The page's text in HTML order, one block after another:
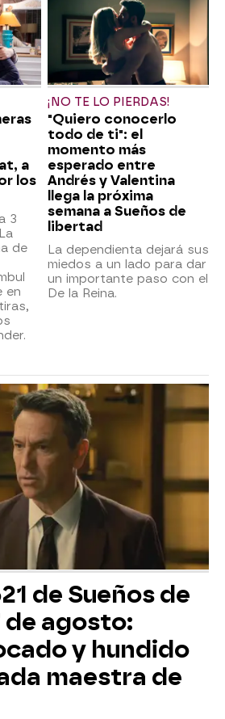
a
los
3
de
en
¡NO TE LO PIERDAS!
"Quiero conocerlo
todo de ti": el
momento más
esperado entre
Andrés y Valentina
llega la próxima
semana a Sueños de
libertad
La dependienta dejará sus
miedos a un lado para dar
un importante paso con el
De la Reina.
de Sueños de
agosto:
y hundido
maestra de